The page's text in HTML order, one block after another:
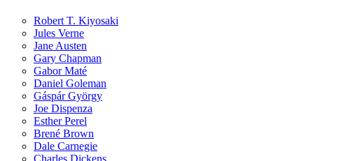
Robert T. Kiyosaki
Jules Verne
Jane Austen
Gary Chapman
Gabor Maté
Daniel Goleman
Gáspár György
Joe Dispenza
Esther Perel
Brené Brown
Dale Carnegie